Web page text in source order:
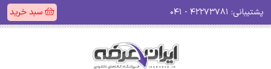
پشتیبانی: سبد خرید